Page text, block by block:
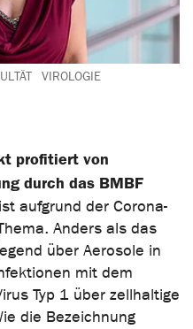
VIROLOGIE
profitiert von
durch das BMBF
aufgrund der Corona-
Anders als das
über Aerosole in
mit dem
Typ 1 über zellhaltige
die Bezeichnung